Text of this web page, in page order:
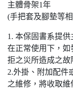
主體骨架1年
(手把套及腳墊等
1. 本保固書系提
在正常使用下，
拒之災所造成之故
2.外掛、附加配件
之維修，將收取維